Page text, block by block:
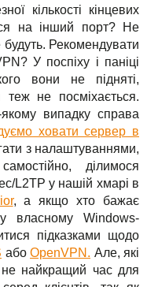
кількості кінцевих
на інший порт? Не
будуть. Рекомендувати
У поспіху і паніці
вони не підняті,
не посміхається.
випадку справа
ховати сервер в
з налаштуваннями,
ділимося
L2TP у нашій хмарі в
, а якщо хто бажає
власному Windows-
підказками щодо
або OpenVPN. Але, які
найкращий час для